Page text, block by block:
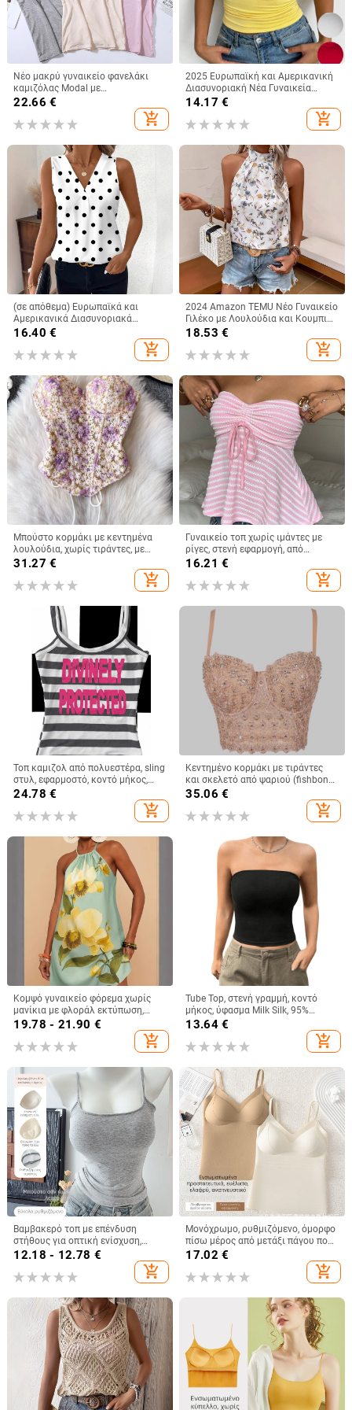
Νέο μακρύ γυναικείο φανελάκι
καμιζόλας Modal με
ενσωματωμένο τοπ και λάστιχο
σουτιέν
22.66 €
add_shopping_cart
2025 Ευρωπαϊκή και Αμερικανική
Διασυνοριακή Νέα Γυναικεία
Αμάνικη Μπλούζα με Τετράγωνο
Γιακά και Casual Basic Crop Top
14.17 €
add_shopping_cart
(σε απόθεμα) Ευρωπαϊκά και
Αμερικανικά Διασυνοριακά
Γυναικεία Ρούχα Amazon Νέο
Μοντέρνο Αμάνικο Μπλούζα
16.40 €
add_shopping_cart
2024 Amazon TEMU Νέο Γυναικείο
Γιλέκο με Λουλούδια και Κουμπιά,
Εορταστικό Στυλ, Άνετο Μπλούζα,
18.53 €
add_shopping_cart
Μπούστο κορμάκι με κεντημένα
λουλούδια, χωρίς τιράντες, με
οστά, κοντό μήκος, θηλυκή
31.27 €
add_shopping_cart
Γυναικείο τοπ χωρίς ιμάντες με
ρίγες, στενή εφαρμογή, από
πολυεστέρα-ελαστάνη, κοντό
16.21 €
add_shopping_cart
Τοπ καμιζολ από πολυεστέρα, sling
στυλ, εφαρμοστό, κοντό μήκος,
ριγέ/καρό μοτίβο
24.78 €
add_shopping_cart
Κεντημένο κορμάκι με τιράντες
και σκελετό από ψαριού (fishbone),
βέστ με διαμαντιών διακόσμηση,
φλοράλ μοτίβο, στενή γραμμή,
υπερ-κοντό μήκος ≤40 εκ,
35.06 €
add_shopping_cart
Κομψό γυναικείο φόρεμα χωρίς
μανίκια με φλοράλ εκτύπωση,
λεπτές τιράντες και λεπτομέρεια
δέσιμου, μίνι μήκος, γραμμή Α,
casual
19.78 - 21.90 €
add_shopping_cart
Tube Top, στενή γραμμή, κοντό
μήκος, ύφασμα Milk Silk, 95%
πολυεστέρας και σπάντεξ, χωρίς
13.64€
add_shopping_cart
Βαμβακερό τοπ με επένδυση
στήθους για οπτική ενίσχυση,
γυναικείο τοπ με τιράντες,
12.18 - 12.78 €
add_shopping_cart
Μονόχρωμο, ρυθμιζόμενο, όμορφο
πίσω μέρος από μετάξι πάγου που
δεν αφήνει σημάδια, λεπτή,
αναπνεύσιμη μπλούζα με σταθερή
θήκη για όλα τα παιχνίδια για
17.02 €
add_shopping_cart